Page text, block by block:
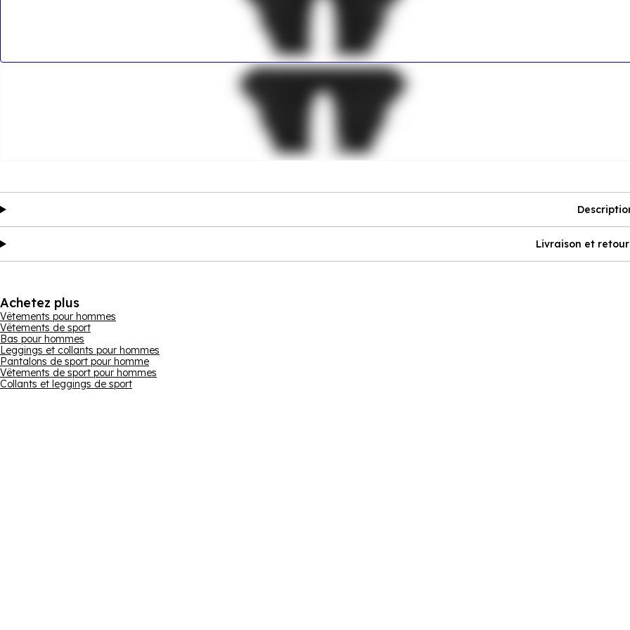
Livraison et
Achetez plus
Vêtements pour hommes
Vêtements de sport
Bas pour hommes
Leggings et collants pour hommes
Pantalons de sport pour homme
Vêtements de sport pour hommes
Collants et leggings de sport